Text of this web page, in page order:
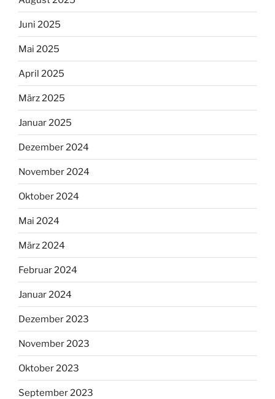
Juni 2025
Mai 2025
April 2025
März 2025
Januar 2025
Dezember 2024
November 2024
Oktober 2024
Mai 2024
März 2024
Februar 2024
Januar 2024
Dezember 2023
November 2023
Oktober 2023
September 2023